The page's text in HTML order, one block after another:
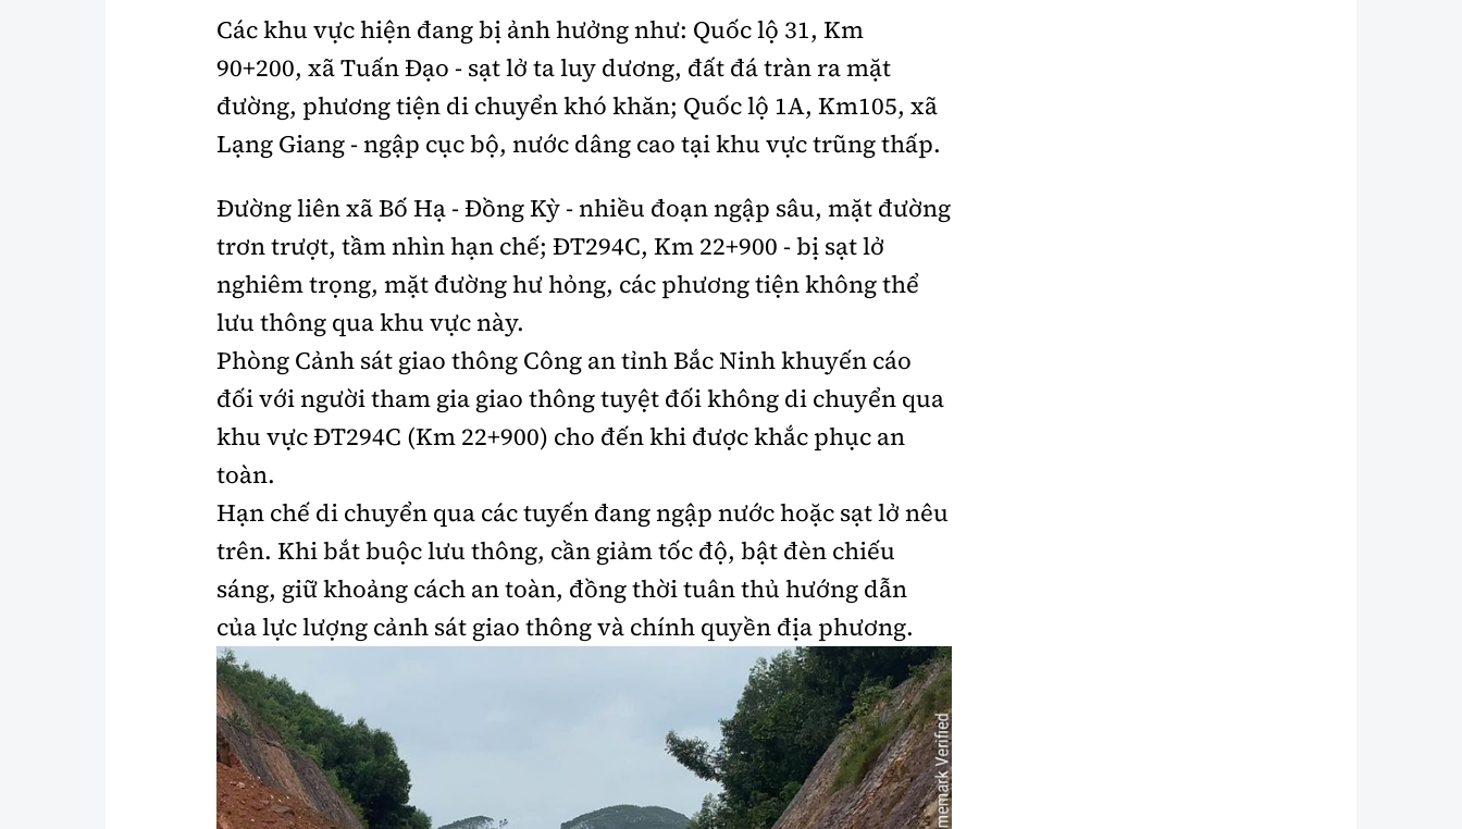
Các khu vực hiện đang bị ảnh hưởng như: Quốc lộ 31, Km
90+200, xã Tuấn Đạo - sạt lở ta luy dương, đất đá tràn ra mặt
đường, phương tiện di chuyển khó khăn; Quốc lộ 1A, Km105, xã
Lạng Giang - ngập cục bộ, nước dâng cao tại khu vực trũng thấp.
Đường liên xã Bố Hạ - Đồng Kỳ - nhiều đoạn ngập sâu, mặt đường
trơn trượt, tầm nhìn hạn chế; ĐT294C, Km 22+900 - bị sạt lở
nghiêm trọng, mặt đường hư hỏng, các phương tiện không thể
lưu thông qua khu vực này.
Phòng Cảnh sát giao thông Công an tỉnh Bắc Ninh khuyến cáo
đối với người tham gia giao thông tuyệt đối không di chuyển qua
khu vực ĐT294C (Km 22+900) cho đến khi được khắc phục an
toàn.
Hạn chế di chuyển qua các tuyến đang ngập nước hoặc sạt lở nêu
trên. Khi bắt buộc lưu thông, cần giảm tốc độ, bật đèn chiếu
sáng, giữ khoảng cách an toàn, đồng thời tuân thủ hướng dẫn
của lực lượng cảnh sát giao thông và chính quyền địa phương.